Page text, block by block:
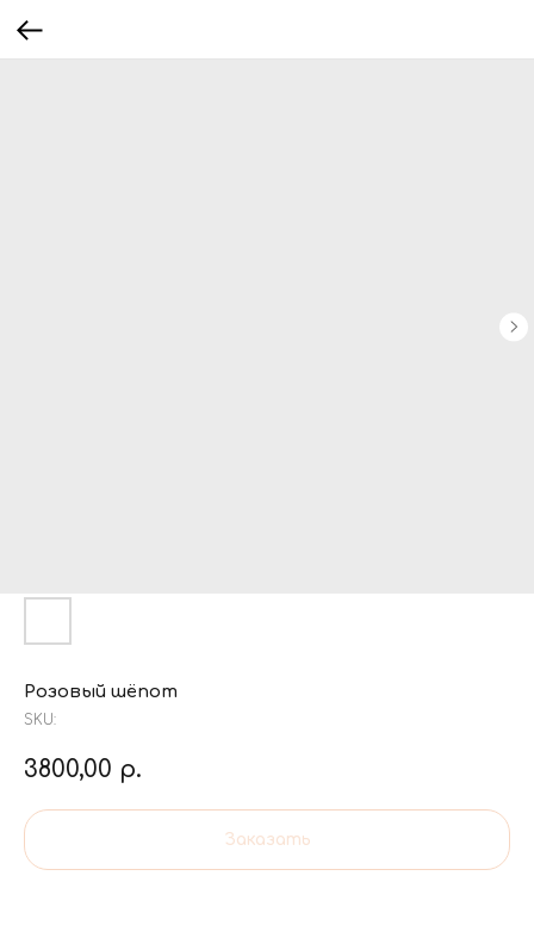
Розовый шёпот
SKU:
3800,00 р.
Заказать